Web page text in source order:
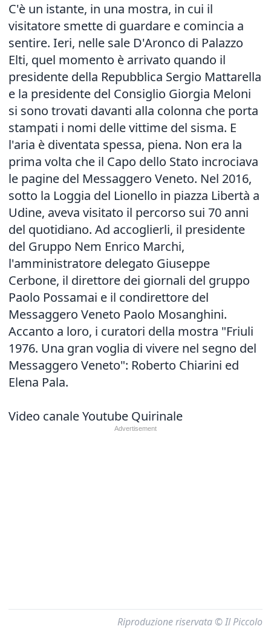
C'è un istante, in una mostra, in cui il
visitatore smette di guardare e comincia a
sentire. Ieri, nelle sale D'Aronco di Palazzo
Elti, quel momento è arrivato quando il
presidente della Repubblica Sergio Mattarella
e la presidente del Consiglio Giorgia Meloni
si sono trovati davanti alla colonna che porta
stampati i nomi delle vittime del sisma. E
l'aria è diventata spessa, piena. Non era la
prima volta che il Capo dello Stato incrociava
le pagine del Messaggero Veneto. Nel 2016,
sotto la Loggia del Lionello in piazza Libertà a
Udine, aveva visitato il percorso sui 70 anni
del quotidiano. Ad accoglierli, il presidente
del Gruppo Nem Enrico Marchi,
l'amministratore delegato Giuseppe
Cerbone, il direttore dei giornali del gruppo
Paolo Possamai e il condirettore del
Messaggero Veneto Paolo Mosanghini.
Accanto a loro, i curatori della mostra "Friuli
1976. Una gran voglia di vivere nel segno del
Messaggero Veneto": Roberto Chiarini ed
Elena Pala.
Video canale Youtube Quirinale
Riproduzione riservata © Il Piccolo